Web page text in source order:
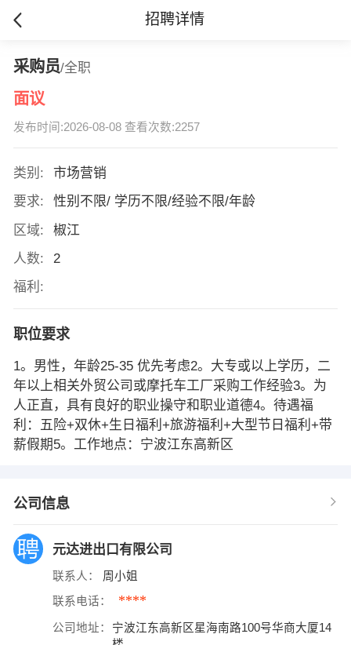
招聘详情
采购员/全职
面议
发布时间:2026-08-08 查看次数:2257
类别:
市场营销
要求:
性别不限/ 学历不限/经验不限/年龄
区域:
椒江
人数:
2
福利:
职位要求
1。男性，年龄25-35 优先考虑2。大专或以上学历，二
年以上相关外贸公司或摩托车工厂采购工作经验3。为
人正直，具有良好的职业操守和职业道德4。待遇福
利：五险+双休+生日福利+旅游福利+大型节日福利+带
薪假期5。工作地点：宁波江东高新区
公司信息
元达进出口有限公司
联系人： 周小姐
联系电话： ****
公司地址：
宁波江东高新区星海南路100号华商大厦14